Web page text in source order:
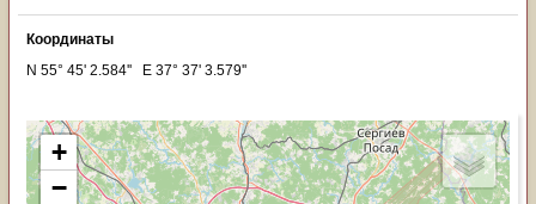
Координаты
N 55° 45' 2.584'' E 37° 37' 3.579''
+
−